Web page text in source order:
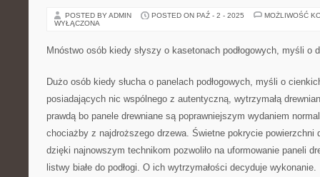
POSTED BY ADMIN POSTED ON PAŹ - 2 - 2025
MOŻLIWOŚĆ
WYŁĄCZONA
Mnóstwo osób kiedy słyszy o kasetonach podłogowych, myśli o
Dużo osób kiedy słucha o panelach podłogowych, myśli o
posiadających nic wspólnego z autentyczną, wytrzymałą
prawdą bo panele drewniane są poprawniejszym wydaniem
chociażby z najdroższego drzewa. Świetne pokrycie powierzchni
dzięki najnowszym technikom pozwoliło na uformowanie paneli
listwy białe do podłogi. O ich wytrzymałości decyduje